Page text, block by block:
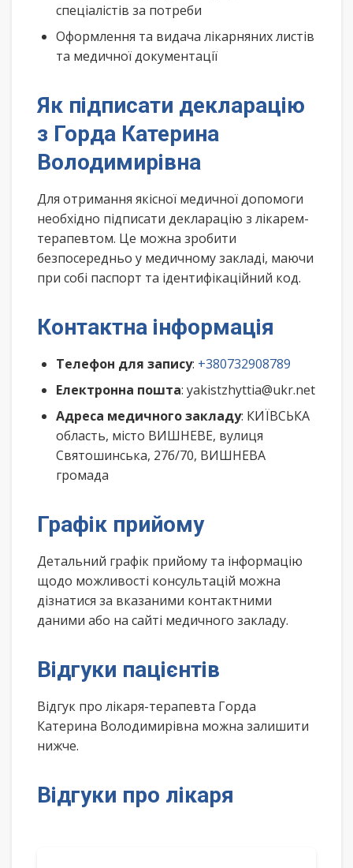
спеціалістів за потреби
Оформлення та видача лікарняних листів
та медичної документації
Як підписати декларацію
з Горда Катерина
Володимирівна
Для отримання якісної медичної допомоги
необхідно підписати декларацію з лікарем-
терапевтом. Це можна зробити
безпосередньо у медичному закладі, маючи
при собі паспорт та ідентифікаційний код.
Контактна інформація
Телефон для запису: +380732908789
Електронна пошта: yakistzhyttia@ukr.net
Адреса медичного закладу: КИЇВСЬКА
область, місто ВИШНЕВЕ, вулиця
Святошинська, 27б/70, ВИШНЕВА
громада
Графік прийому
Детальний графік прийому та інформацію
щодо можливості консультацій можна
дізнатися за вказаними контактними
даними або на сайті медичного закладу.
Відгуки пацієнтів
Відгук про лікаря-терапевта Горда
Катерина Володимирівна можна залишити
нижче.
Відгуки про лікаря